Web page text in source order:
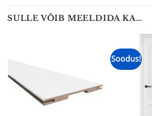
SULLE VÕIB MEELDIDA KA…
Soodus!